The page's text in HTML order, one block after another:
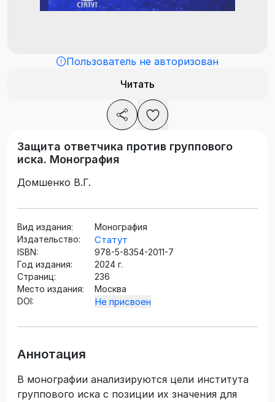
Пользователь не авторизован
Читать
Защита ответчика против группового
иска. Монография
Домшенко В.Г.
Вид издания:
Монография
Издательство:
Статут
ISBN:
978-5-8354-2011-7
Год издания:
2024 г.
Страниц:
236
Место издания:
Москва
DOI:
Не присвоен
Аннотация
В монографии анализируются цели института
группового иска с позиции их значения для